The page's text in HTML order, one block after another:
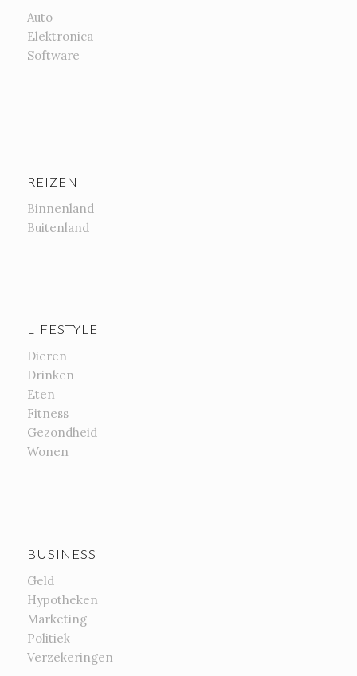
Auto
Elektronica
Software
REIZEN
Binnenland
Buitenland
LIFESTYLE
Dieren
Drinken
Eten
Fitness
Gezondheid
Wonen
BUSINESS
Geld
Hypotheken
Marketing
Politiek
Verzekeringen